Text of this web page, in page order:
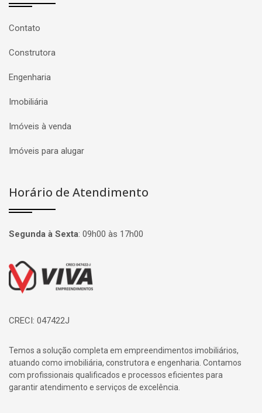
Contato
Construtora
Engenharia
Imobiliária
Imóveis à venda
Imóveis para alugar
Horário de Atendimento
Segunda à Sexta: 09h00 às 17h00
Página inicial
CRECI: 047422J
Temos a solução completa em empreendimentos imobiliários,
atuando como imobiliária, construtora e engenharia. Contamos
com profissionais qualificados e processos eficientes para
garantir atendimento e serviços de excelência.